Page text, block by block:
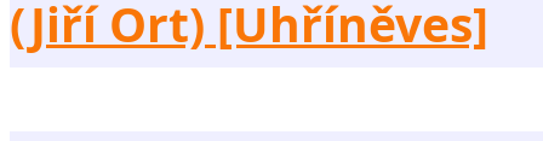
(Jiří Ort) [Uhříněves]